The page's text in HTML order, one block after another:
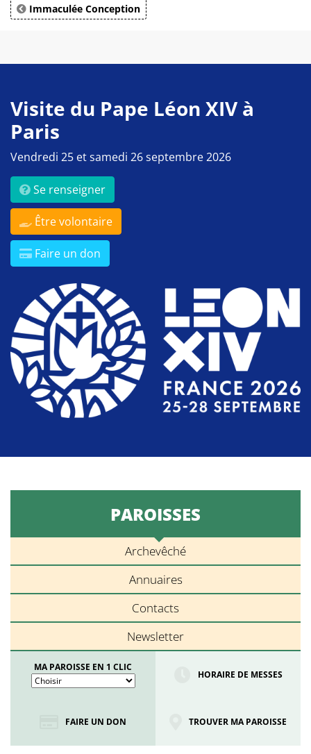
Immaculée Conception
Visite du Pape Léon XIV à
Paris
Vendredi 25 et samedi 26 septembre 2026
Se renseigner
Être volontaire
Faire un don
PAROISSES
Archevêché
Annuaires
Contacts
Newsletter
MA PAROISSE EN 1 CLIC
HORAIRE DE MESSES
FAIRE UN DON TROUVER MA PAROISSE